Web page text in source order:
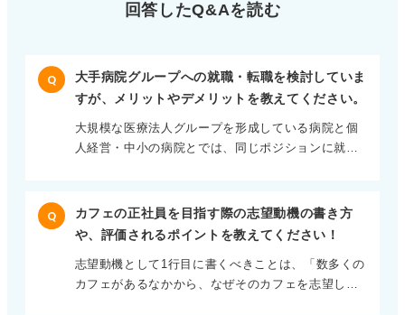
回答したQ&Aを読む
Q
大手病院グループへの就職・転職を検討していま
すが、メリットやデメリットを教えてください。
大規模な医療法人グループを形成している病院と個
人経営・中小の病院とでは、同じポジションに就職
おり、経営も安定していることが多いです。そうい
った意味では、安心して働けます。収入も高めで安
た体制が比較的整っていない場合が多くあります。
また、大手は事業所を多く所有し、それぞれを統括
Q
カフェの正社員を目指す際の志望動機の書き方
や、評価されるポイントを教えてください！
志望動機として1行目に書くべきことは、「数多くの
カフェがあるなかから、なぜそのカフェを志望した